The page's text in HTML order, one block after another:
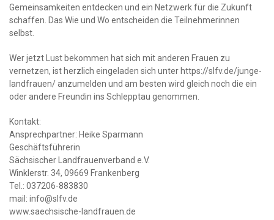
Gemeinsamkeiten entdecken und ein Netzwerk für die Zukunft
schaffen. Das Wie und Wo entscheiden die Teilnehmerinnen
selbst.
Wer jetzt Lust bekommen hat sich mit anderen Frauen zu
vernetzen, ist herzlich eingeladen sich unter https://slfv.de/junge-
landfrauen/ anzumelden und am besten wird gleich noch die ein
oder andere Freundin ins Schlepptau genommen.
Kontakt:
Ansprechpartner: Heike Sparmann
Geschäftsführerin
Sächsischer Landfrauenverband e.V.
Winklerstr. 34, 09669 Frankenberg
Tel.: 037206-883830
mail: info@slfv.de
www.saechsische-landfrauen.de